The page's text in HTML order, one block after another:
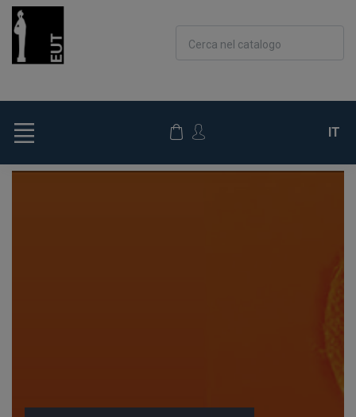
Cerca nel catalogo
IT